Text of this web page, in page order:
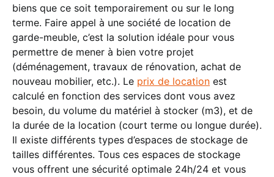
biens que ce soit temporairement ou sur le long
terme. Faire appel à une société de location de
garde-meuble, c’est la solution idéale pour vous
permettre de mener à bien votre projet
(déménagement, travaux de rénovation, achat de
nouveau mobilier, etc.). Le prix de location est
calculé en fonction des services dont vous avez
besoin, du volume du matériel à stocker (m3), et de
la durée de la location (court terme ou longue durée).
Il existe différents types d’espaces de stockage de
tailles différentes. Tous ces espaces de stockage
vous offrent une sécurité optimale 24h/24 et vous